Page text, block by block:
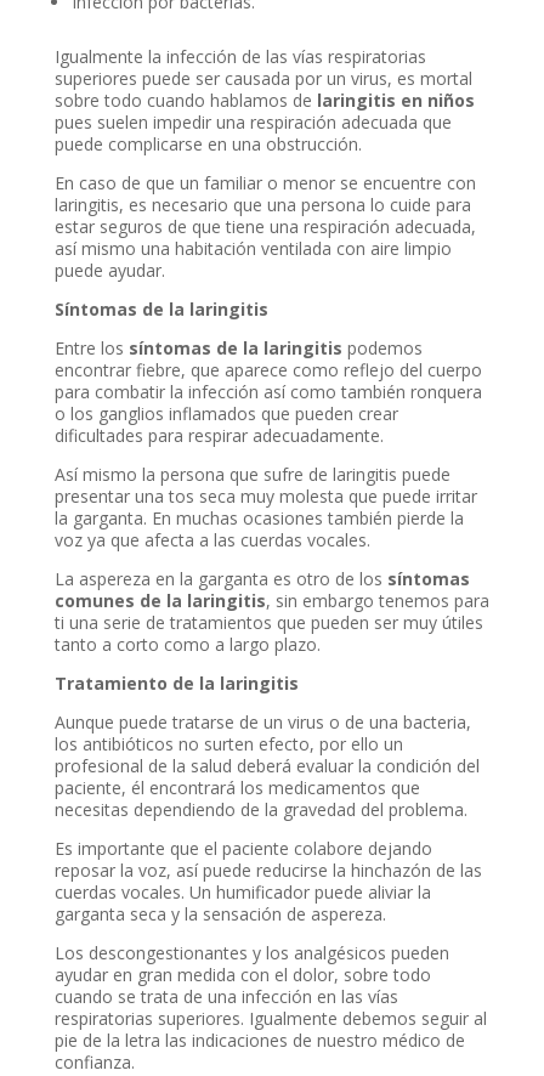
Igualmente la infección de las vías respiratorias
superiores puede ser causada por un virus, es mortal
sobre todo cuando hablamos de laringitis en niños
pues suelen impedir una respiración adecuada que
puede complicarse en una obstrucción.
En caso de que un familiar o menor se encuentre con
laringitis, es necesario que una persona lo cuide para
estar seguros de que tiene una respiración adecuada,
así mismo una habitación ventilada con aire limpio
puede ayudar.
Síntomas de la laringitis
Entre los síntomas de la laringitis podemos
encontrar fiebre, que aparece como reflejo del cuerpo
para combatir la infección así como también ronquera
o los ganglios inflamados que pueden crear
dificultades para respirar adecuadamente.
Así mismo la persona que sufre de laringitis puede
presentar una tos seca muy molesta que puede irritar
la garganta. En muchas ocasiones también pierde la
voz ya que afecta a las cuerdas vocales.
La aspereza en la garganta es otro de los síntomas
comunes de la laringitis, sin embargo tenemos para
ti una serie de tratamientos que pueden ser muy útiles
tanto a corto como a largo plazo.
Tratamiento de la laringitis
Aunque puede tratarse de un virus o de una bacteria,
los antibióticos no surten efecto, por ello un
profesional de la salud deberá evaluar la condición del
paciente, él encontrará los medicamentos que
necesitas dependiendo de la gravedad del problema.
Es importante que el paciente colabore dejando
reposar la voz, así puede reducirse la hinchazón de las
cuerdas vocales. Un humificador puede aliviar la
garganta seca y la sensación de aspereza.
Los descongestionantes y los analgésicos pueden
ayudar en gran medida con el dolor, sobre todo
cuando se trata de una infección en las vías
respiratorias superiores. Igualmente debemos seguir al
pie de la letra las indicaciones de nuestro médico de
confianza.